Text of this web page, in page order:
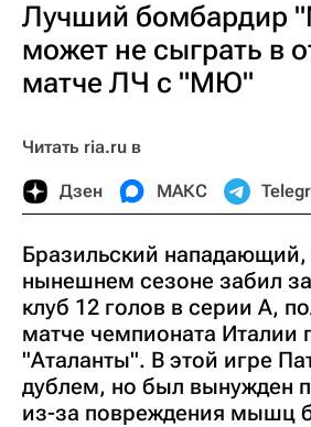
Лучший бомбардир
может не сыграть в
матче ЛЧ с "МЮ"
Читать ria.ru в
Дзен МАКС
Бразильский
нынешнем сезоне забил
клуб 12 голов в серии А,
матче чемпионата Италии
"Аталанты". В этой игре
дублем, но был вынужден
из-за повреждения мышц